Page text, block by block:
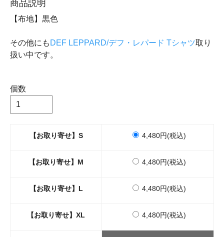
商品説明
【布地】黒色
その他にも DEF LEPPARD/デフ・レパード Tシャツ取り
扱い中です。
個数
【お取り寄せ】S
【お取り寄せ】M
【お取り寄せ】L
【お取り寄せ】XL
4,480円(税込)
4,480円(税込)
4,480円(税込)
4,480円(税込)